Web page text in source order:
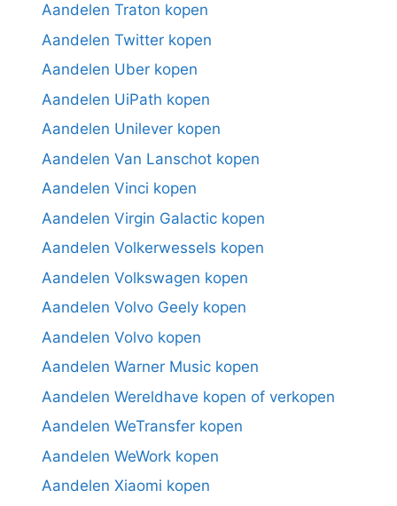
Aandelen Traton kopen
Aandelen Twitter kopen
Aandelen Uber kopen
Aandelen UiPath kopen
Aandelen Unilever kopen
Aandelen Van Lanschot kopen
Aandelen Vinci kopen
Aandelen Virgin Galactic kopen
Aandelen Volkerwessels kopen
Aandelen Volkswagen kopen
Aandelen Volvo Geely kopen
Aandelen Volvo kopen
Aandelen Warner Music kopen
Aandelen Wereldhave kopen of verkopen
Aandelen WeTransfer kopen
Aandelen WeWork kopen
Aandelen Xiaomi kopen